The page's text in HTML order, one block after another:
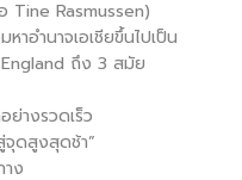
Tine Rasmussen)
อำนาจเอเชียขึ้นไปเป็น
ถึง 3 สมัย
ย่างรวดเร็ว
จุดสูงสุดช้า”
ง